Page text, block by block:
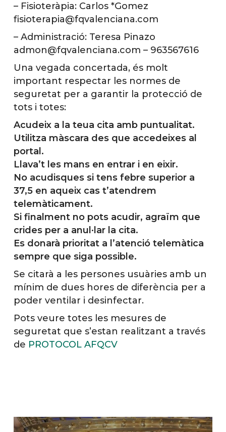
– Fisioteràpia: Carlos *Gomez
fisioterapia@fqvalenciana.com
– Administració: Teresa Pinazo
admon@fqvalenciana.com – 963567616
Una vegada concertada, és molt
important respectar les normes de
seguretat per a garantir la protecció de
tots i totes:
Acudeix a la teua cita amb puntualitat.
Utilitza màscara des que accedeixes al
portal.
Llava’t les mans en entrar i en eixir.
No acudisques si tens febre superior a
37,5 en aqueix cas t’atendrem
telemàticament.
Si finalment no pots acudir, agraïm que
crides per a anul·lar la cita.
Es donarà prioritat a l’atenció telemàtica
sempre que siga possible.
Se citarà a les persones usuàries amb un
mínim de dues hores de diferència per a
poder ventilar i desinfectar.
Pots veure totes les mesures de
seguretat que s’estan realitzant a través
de PROTOCOL AFQCV